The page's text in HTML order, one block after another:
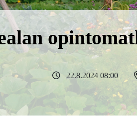
22.8.2024 08:00